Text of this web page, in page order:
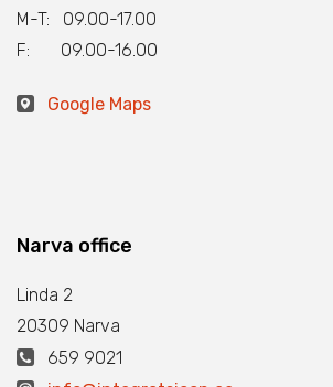
M-T: 09.00-17.00
F: 09.00-16.00
Google Maps
Narva office
Linda 2
20309 Narva
659 9021